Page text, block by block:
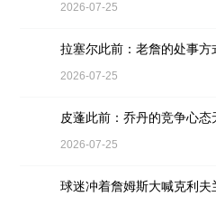
2026-07-25
2026-07-25
2026-07-25
球迷冲着詹姆斯大喊克利